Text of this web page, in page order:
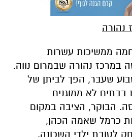
נהורה
ממשיכות עשרות
נהורה שבמרום נווה.
שעבר, הפך לביתן של
לא ממוגנים
הבוקר, הציבה במקום
כרמל שאמה הכהן,
לטובת ילדי השכונה.